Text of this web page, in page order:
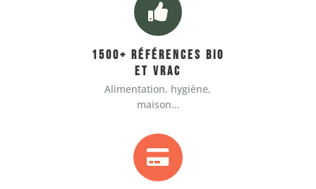

1500+ références bio
et vrac
Alimentation, hygiène,
maison…
